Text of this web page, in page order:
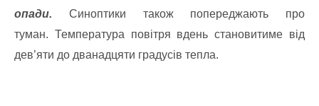
опади. Синоптики також попереджають про
туман. Температура повітря вдень становитиме від
дев’яти до дванадцяти градусів тепла.